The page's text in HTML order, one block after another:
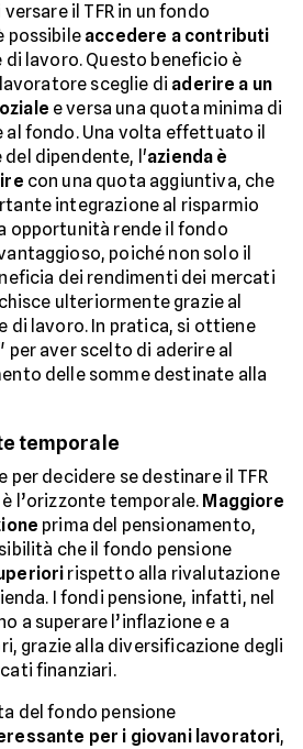
il TFR in un fondo
possibile accedere a contributi
di lavoro. Questo beneficio è
sceglie di aderire a un
e versa una quota minima di
fondo. Una volta effettuato il
dipendente, l'azienda è
con una quota aggiuntiva, che
integrazione al risparmio
opportunità rende il fondo
poiché non solo il
dei rendimenti dei mercati
ulteriormente grazie al
di lavoro. In pratica, si ottiene
aver scelto di aderire al
delle somme destinate alla
temporale
decidere se destinare il TFR
l’orizzonte temporale. Maggiore
prima del pensionamento,
che il fondo pensione
rispetto alla rivalutazione
I fondi pensione, infatti, nel
a superare l’inflazione e a
grazie alla diversificazione degli
finanziari.
del fondo pensione
per i giovani lavoratori,